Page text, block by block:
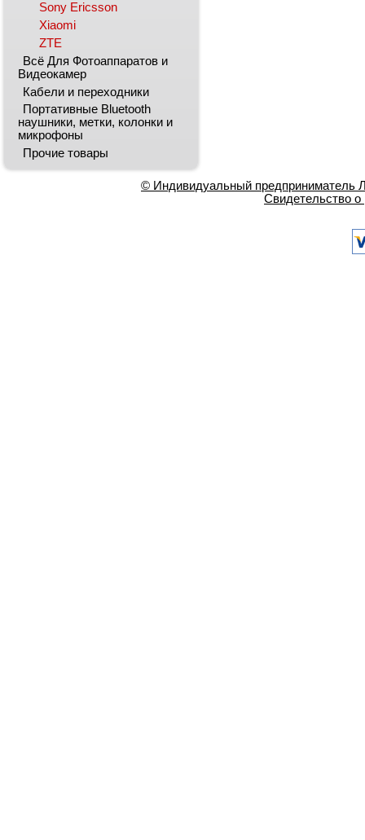
Sony Ericsson
Xiaomi
ZTE
Всё Для Фотоаппаратов и
Видеокамер
Кабели и переходники
Портативные Bluetooth
наушники, метки, колонки и
микрофоны
Прочие товары
© Индивидуальный предприниматель
Свидетельство